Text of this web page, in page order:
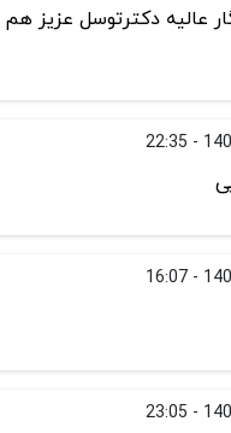
عالیه دکترتوسل عزیز هم